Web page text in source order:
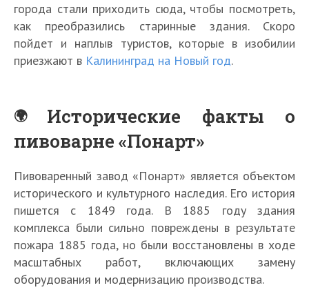
города стали приходить сюда, чтобы посмотреть,
как преобразились старинные здания. Скоро
пойдет и наплыв туристов, которые в изобилии
приезжают в Калининград на Новый год.
Исторические факты о
пивоварне «Понарт»
Пивоваренный завод «Понарт» является объектом
исторического и культурного наследия. Его история
пишется с 1849 года. В 1885 году здания
комплекса были сильно повреждены в результате
пожара 1885 года, но были восстановлены в ходе
масштабных работ, включающих замену
оборудования и модернизацию производства.